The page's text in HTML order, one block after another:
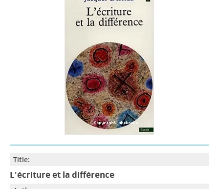
Title:
L'écriture et la différence